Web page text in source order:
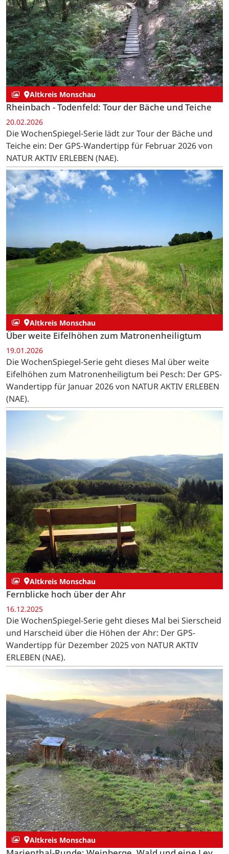
Altkreis Monschau
Rheinbach - Todenfeld: Tour der Bäche und Teiche
20.02.2026
Die WochenSpiegel-Serie lädt zur Tour der Bäche und
Teiche ein: Der GPS-Wandertipp für Februar 2026 von
NATUR AKTIV ERLEBEN (NAE).
Altkreis Monschau
Über weite Eifelhöhen zum Matronenheiligtum
19.01.2026
Die WochenSpiegel-Serie geht dieses Mal über weite
Eifelhöhen zum Matronenheiligtum bei Pesch: Der GPS-
Wandertipp für Januar 2026 von NATUR AKTIV ERLEBEN
(NAE).
Altkreis Monschau
Fernblicke hoch über der Ahr
16.12.2025
Die WochenSpiegel-Serie geht dieses Mal bei Sierscheid
und Harscheid über die Höhen der Ahr: Der GPS-
Wandertipp für Dezember 2025 von NATUR AKTIV
ERLEBEN (NAE).
Altkreis Monschau